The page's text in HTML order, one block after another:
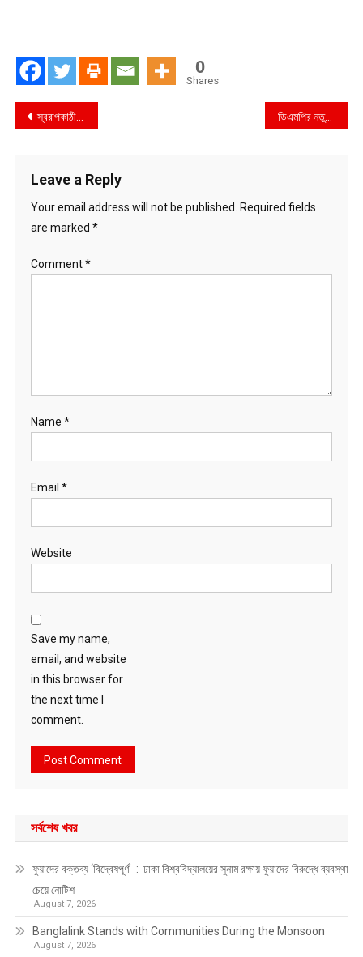
0
Shares
Post
স্বরূপকাঠীতে বাল্যবিয়ে সহযোগীতায় সাংবাদিক ডিএমপির নতুন কমিশনার শফিকুল ইসলাম
Leave a Reply
Your email address will not be published.
Required fields
are marked *
Comment*
Name *
Email *
Website
Save my name,
email, and website
in this browser for
the next time I
comment.
সর্বশেষ খবর
ফুয়াদের বক্তব্য ‘বিদ্বেষপূর্ণ’ : ঢাকা বিশ্ববিদ্যালয়ের সুনাম রক্ষায় ফুয়াদের বিরুদ্ধে ব্যবস্থা
চেয়ে নোটিশ
August 7, 2026
Banglalink Stands with Communities During the Monsoon
August 7, 2026